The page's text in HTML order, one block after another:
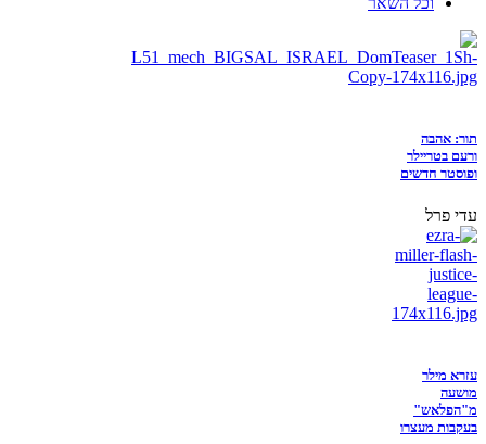
תור: אהבה
ורעם בטריילר
ופוסטר חדשים
עדי פרל
עזרא מילר
מושעה
מ"הפלאש"
בעקבות מעצרו